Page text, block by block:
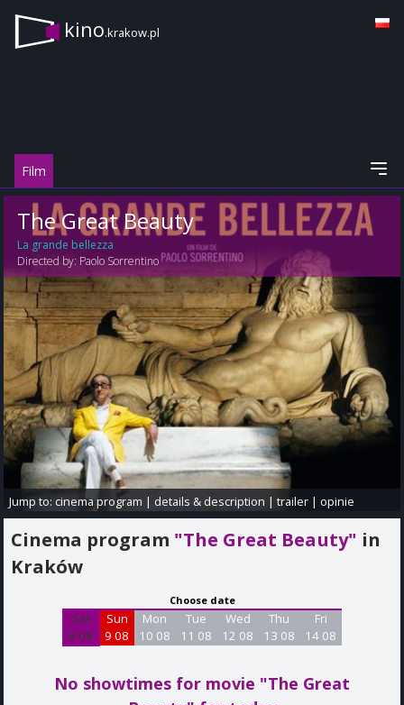
kino.krakow.pl
Film
The Great Beauty
La grande bellezza
Directed by: Paolo Sorrentino
Jump to:cinema program |details & description |trailer |opinie
Cinema program "The Great Beauty" in
Kraków
Choose date
Sat
8 08
Sun
9 08
Mon
10 08
Tue
11 08
Wed
12 08
Thu
13 08
Fri
14 08
No showtimes for movie "The Great